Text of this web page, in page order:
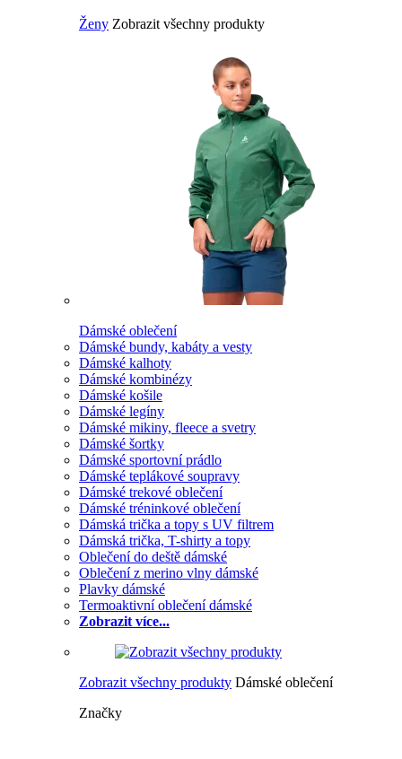
Ženy Zobrazit všechny produkty
Dámské oblečení
Dámské bundy, kabáty a vesty
Dámské kalhoty
Dámské kombinézy
Dámské košile
Dámské legíny
Dámské mikiny, fleece a svetry
Dámské šortky
Dámské sportovní prádlo
Dámské teplákové soupravy
Dámské trekové oblečení
Dámské tréninkové oblečení
Dámská trička a topy s UV filtrem
Dámská trička, T-shirty a topy
Oblečení do deště dámské
Oblečení z merino vlny dámské
Plavky dámské
Termoaktivní oblečení dámské
Zobrazit více...
Zobrazit všechny produkty Dámské oblečení
Značky